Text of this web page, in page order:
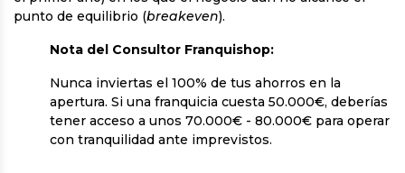
punto de equilibrio (breakeven).
Nota del Consultor Franquishop:
Nunca inviertas el 100% de tus ahorros en la
apertura. Si una franquicia cuesta 50.000€, deberías
tener acceso a unos 70.000€ - 80.000€ para operar
con tranquilidad ante imprevistos.